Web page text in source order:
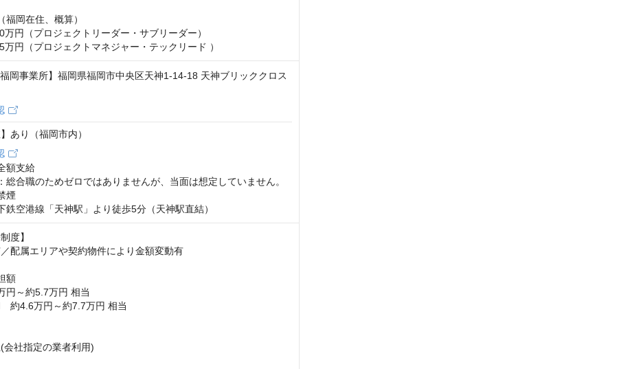
福岡在住、概算）
円（プロジェクトリーダー・サブリーダー）
円（プロジェクトマネジャー・テックリード ）
岡事業所】福岡県福岡市中央区天神1-14-18 天神ブリッククロス
あり（福岡市内）
額支給
総合職のためゼロではありませんが、当面は想定していません。
煙
鉄空港線「天神駅」より徒歩5分（天神駅直結）
度】
配属エリアや契約物件により金額変動有
額
円～約5.7万円 相当
　約4.6万円～約7.7万円 相当
会社指定の業者利用)